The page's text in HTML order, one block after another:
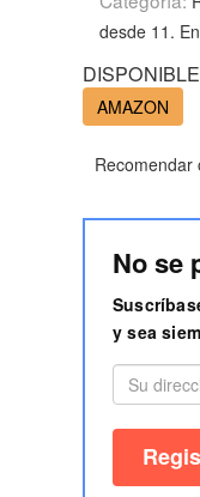
desde 11.
AMAZON
Recomendar
No se
y sea